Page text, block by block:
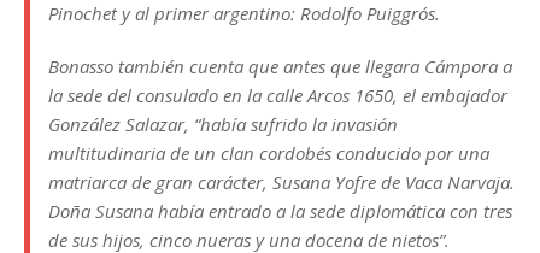
Pinochet y al primer argentino: Rodolfo Puiggrós.
Bonasso también cuenta que antes que llegara Cámpora a
la sede del consulado en la calle Arcos 1650, el embajador
González Salazar, “había sufrido la invasión
multitudinaria de un clan cordobés conducido por una
matriarca de gran carácter, Susana Yofre de Vaca Narvaja.
Doña Susana había entrado a la sede diplomática con tres
de sus hijos, cinco nueras y una docena de nietos”.